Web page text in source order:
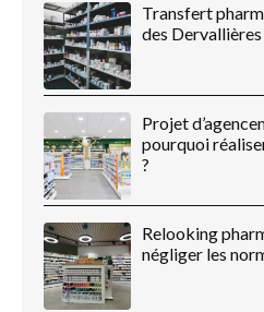
Transfert
des Dervallières
Projet
pourquoi
?
Relooking
négliger les